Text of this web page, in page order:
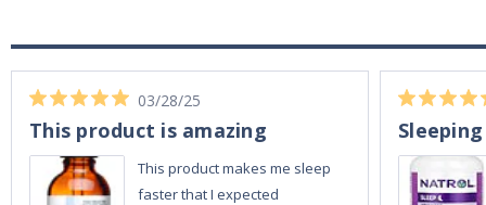
03/28/25
This product is amazing
This product makes me sleep
faster that I expected